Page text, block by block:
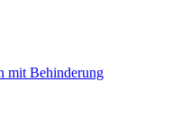
mit Behinderung